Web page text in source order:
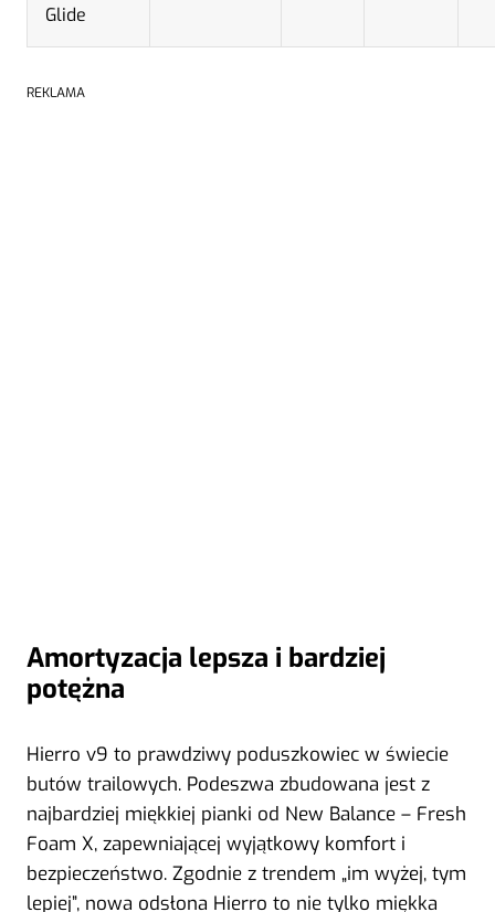
Glide
REKLAMA
Amortyzacja lepsza i bardziej
potężna
Hierro v9 to prawdziwy poduszkowiec w świecie
butów trailowych. Podeszwa zbudowana jest z
najbardziej miękkiej pianki od New Balance – Fresh
Foam X, zapewniającej wyjątkowy komfort i
bezpieczeństwo. Zgodnie z trendem „im wyżej, tym
lepiej”, nowa odsłona Hierro to nie tylko miękka